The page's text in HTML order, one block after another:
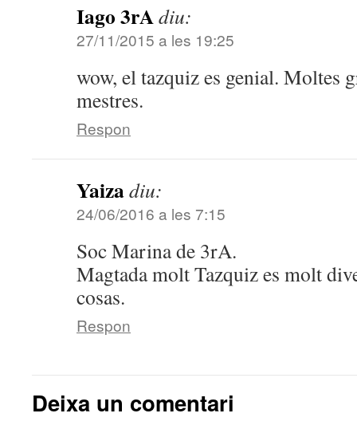
Iago 3rAdiu:
27/11/2015 a les 19:25
wow, el tazquiz es genial. Moltes
mestres.
Respon
Yaizadiu:
24/06/2016 a les 7:15
Soc Marina de 3rA.
Magtada molt Tazquiz es molt
cosas.
Respon
Deixa un comentari